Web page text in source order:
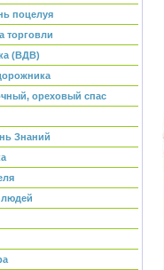
поцелуя
торговли
(ВДВ)
ореховый спас
Знаний